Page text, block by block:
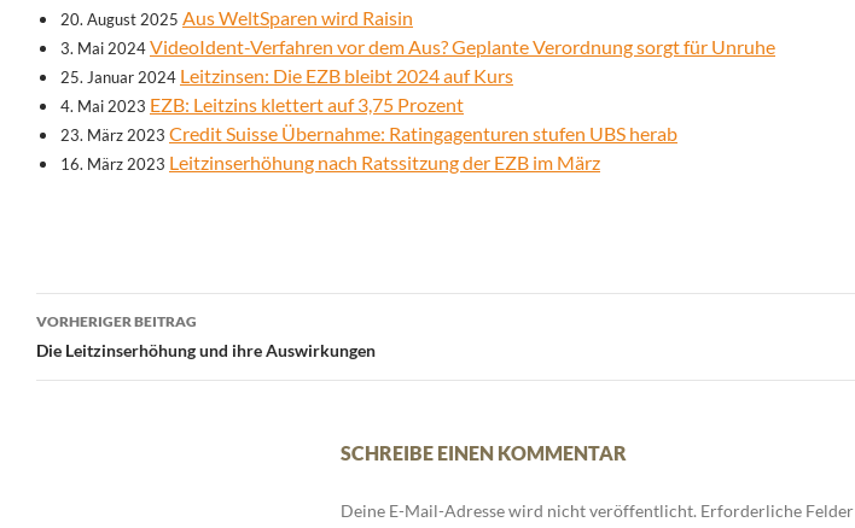
20. August 2025 Aus WeltSparen wird Raisin
3. Mai 2024VideoIdent-Verfahren vor dem Aus? Geplante Verordnung sorgt für Unruhe
25. Januar 2024 Leitzinsen: Die EZB bleibt 2024 auf Kurs
4. Mai 2023 EZB: Leitzins klettert auf 3,75 Prozent
23. März 2023 Credit Suisse Übernahme: Ratingagenturen stufen UBS herab
16. März 2023 Leitzinserhöhung nach Ratssitzung der EZB im März
Beitrags-
Navigation
VORHERIGER BEITRAG
Die Leitzinserhöhung und ihre Auswirkungen
SCHREIBE EINEN KOMMENTAR
Deine E-Mail-Adresse wird nicht veröffentlicht. Erforderliche